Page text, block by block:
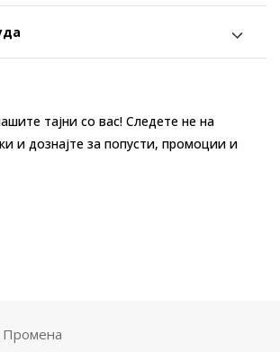
тајни со вас! Следете не на
и дознајте за попусти, промоции и
Промена